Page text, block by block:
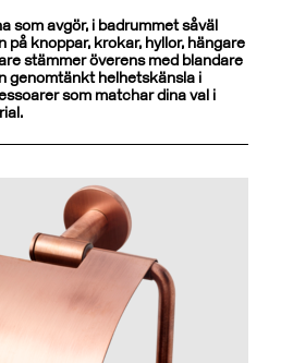
som avgör, i badrummet såväl
på knoppar, krokar, hyllor, hängare
stämmer överens med blandare
genomtänkt helhetskänsla i
som matchar dina val i